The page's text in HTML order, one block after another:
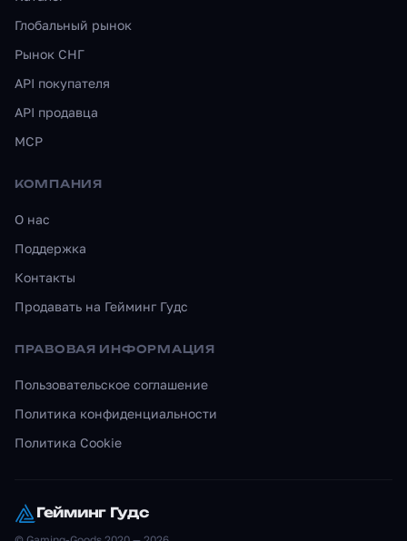
Глобальный рынок
Рынок СНГ
API покупателя
API продавца
MCP
КОМПАНИЯ
О нас
Поддержка
Контакты
Продавать на Гейминг Гудс
ПРАВОВАЯ ИНФОРМАЦИЯ
Пользовательское соглашение
Политика конфиденциальности
Политика Cookie
Гейминг Гудс